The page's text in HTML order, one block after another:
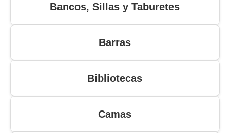
Bancos, Sillas y Taburetes
Barras
Bibliotecas
Camas